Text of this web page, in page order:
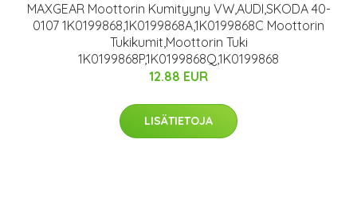
MAXGEAR Moottorin Kumityyny VW,AUDI,SKODA 40-
0107 1K0199868,1K0199868A,1K0199868C Moottorin
Tukikumit,Moottorin Tuki
1K0199868P,1K0199868Q,1K0199868
12.88 EUR
LISÄTIETOJA